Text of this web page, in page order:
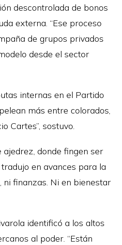
descontrolada de bonos
externa. “Ese proceso
de grupos privados
desde el sector
internas en el Partido
más entre colorados,
Cartes”, sostuvo.
donde fingen ser
en avances para la
ni finanzas. Ni en bienestar
identificó a los altos
al poder. “Están